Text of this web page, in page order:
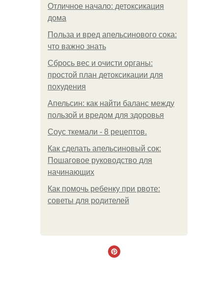
Отличное начало: детоксикация
дома
Польза и вред апельсинового сока:
что важно знать
Сбрось вес и очисти органы:
простой план детоксикации для
похудения
Апельсин: как найти баланс между
пользой и вредом для здоровья
Соус ткемали - 8 рецептов.
Как сделать апельсиновый сок:
Пошаговое руководство для
начинающих
Как помочь ребенку при рвоте:
советы для родителей